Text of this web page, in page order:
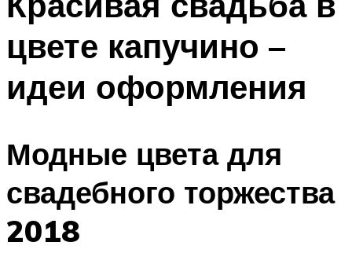
цвете капучино –
идеи оформления
Модные цвета для
свадебного торжества
2018